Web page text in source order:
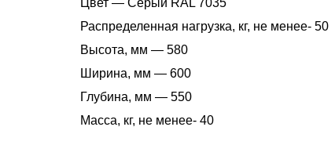
Цвет — Серый RAL 7035
Распределенная нагрузка, кг, не менее- 50
Высота, мм — 580
Ширина, мм — 600
Глубина, мм — 550
Масса, кг, не менее- 40